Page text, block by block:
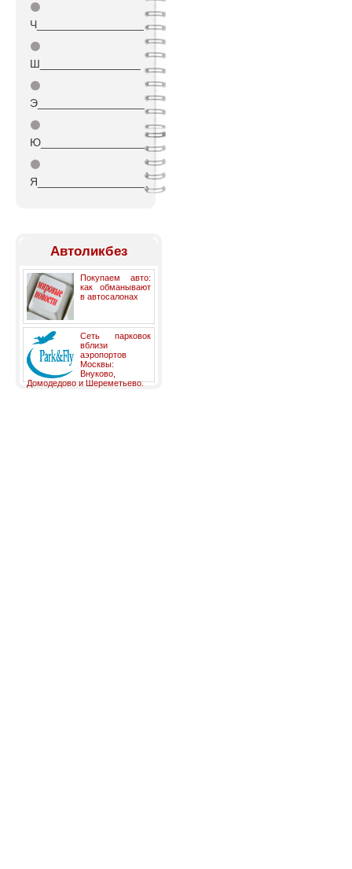
⚫
Ч_________________
⚫
Ш________________
⚫
Э_________________
⚫
Ю_________________
⚫
Я_________________
Автоликбез
Покупаем авто:
как обманывают
в автосалонах
Сеть парковок
вблизи
аэропортов
Москвы:
Внуково,
Домодедово и Шереметьево.